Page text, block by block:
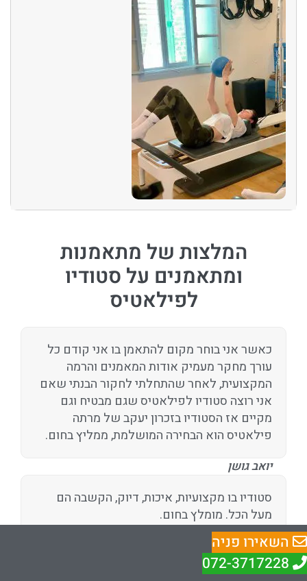
השאירו פניה
072-3717228
המלצות של מתאמנות
ומתאמנים על סטודיו
לפילאטיס
כאשר אני בוחר מקום להתאמן בו אני קודם כל
עורך מחקר מעמיק אודות המאמנים והרמה
המקצועית, לאחר שהתחלתי לחקור הבנתי שאם
אני רוצה סטודיו לפילאטיס שגם מבטיח וגם
מקיים אז הסטודיו בזכרון יעקב של מרתה
פילאטיס הוא הבחירה המושלמת, ממליץ בחום.
יואב גושן
סטודיו בו מקצועיות, איכות, דיוק, הקשבה הם
מעל הכל. מומלץ בחום.
הדר כהן זמיר